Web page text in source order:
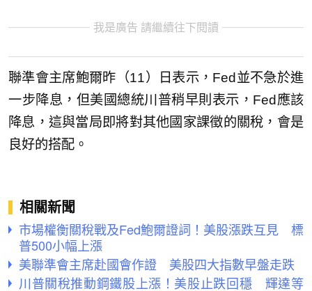
我是廣告 請繼續往下閱讀
聯準會主席鮑爾昨（11）日表示，Fed並不急於進
一步降息，但美國總統川普稍早則表示，Fed應該
降息，這與當局即將對其他國家課徵的關稅，會是
良好的搭配。
相關新聞
市場權衡關稅戰及Fed鮑爾證詞！美股漲跌互見 標
普500小幅上漲
美聯準會主席赴國會作證 美股四大指數早盤走跌
川普關稅推動鋼鐵股上漲！美股止跌回穩 輝達等